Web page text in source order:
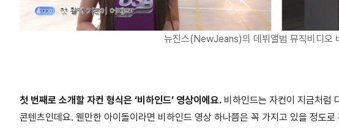
뉴진스(NewJeans)의 데뷔앨범 뮤직비디오
첫 번째로 소개할 자컨 형식은 ‘비하인드’ 영상이에요. 비하인드는 자컨이 지금처럼
콘텐츠인데요. 웬만한 아이돌이라면 비하인드 영상 하나쯤은 꼭 가지고 있을 정도